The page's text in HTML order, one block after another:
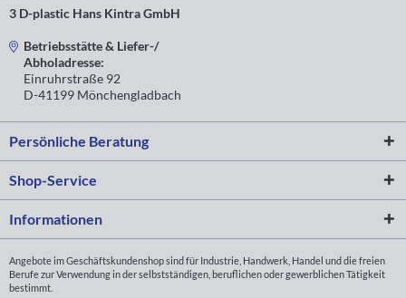
3 D-plastic Hans Kintra GmbH
Betriebsstätte & Liefer-/
Abholadresse:
Einruhrstraße 92
D-41199 Mönchengladbach
Persönliche Beratung
Shop-Service
Informationen
Angebote im Geschäftskundenshop sind für Industrie, Handwerk, Handel und die freien
Berufe zur Verwendung in der selbstständigen, beruflichen oder gewerblichen Tätigkeit
bestimmt.